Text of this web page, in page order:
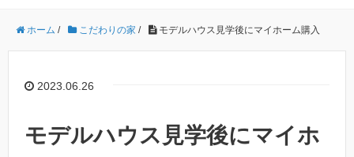
ホーム / こだわりの家 / モデルハウス見学後にマイホーム購入
2023.06.26
モデルハウス見学後にマイホ